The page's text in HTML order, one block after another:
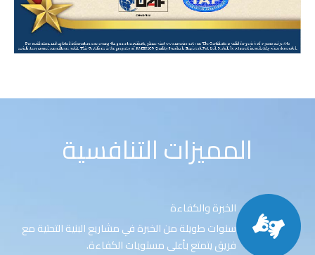
المميزات التنافسية
الخبرة والكفاءة
سنوات طويلة من الخبرة في مشاريع البنية التحتية مع
فريق يتمتع بأعلى مستويات الكفاءة.